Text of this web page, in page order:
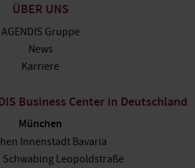
ÜBER UNS
AGENDIS Gruppe
News
Karriere
Business Center in Deutschland
München
Innenstadt Bavaria
Schwabing Leopoldstraße